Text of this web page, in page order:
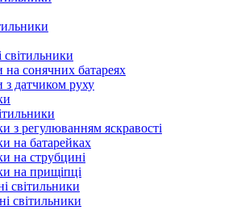
світильники
на сонячних батареях
з датчиком руху
з регулюванням яскравості
на батарейках
на струбцині
на прищіпці
світильники
світильники